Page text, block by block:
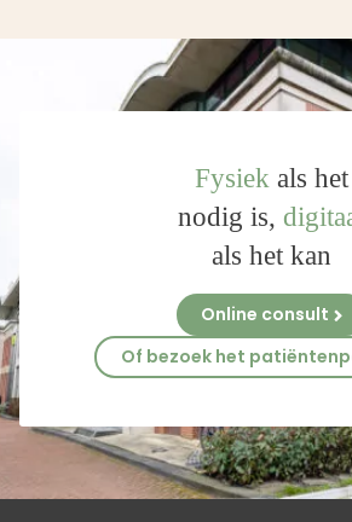
Fysiek als het
nodig is,
als het kan
Online consult
Of bezoek het